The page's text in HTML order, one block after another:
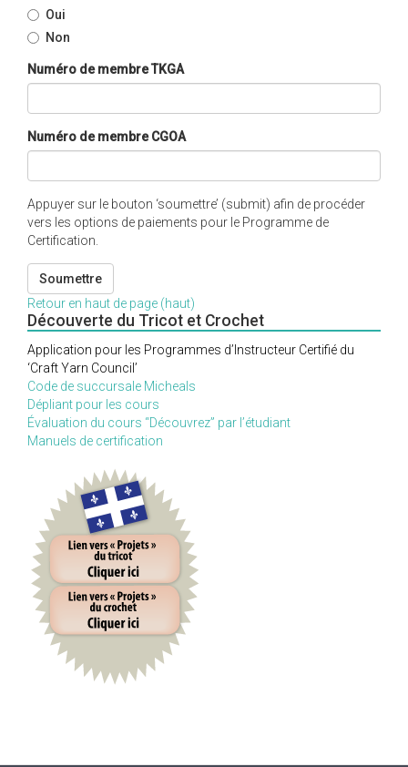
Oui
Non
Numéro de membre TKGA
Numéro de membre CGOA
Appuyer sur le bouton ‘soumettre’ (submit) afin de procéder
vers les options de paiements pour le Programme de
Certification.
Soumettre
Retour en haut de page (haut)
Découverte du Tricot et Crochet
Application pour les Programmes d’Instructeur Certifié du
‘Craft Yarn Council’
Code de succursale Micheals
Dépliant pour les cours
Évaluation du cours “Découvrez” par l’étudiant
Manuels de certification